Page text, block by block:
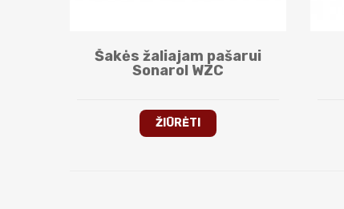
Šakės žaliajam pašarui
Sonarol WZC
ŽIŪRĖTI